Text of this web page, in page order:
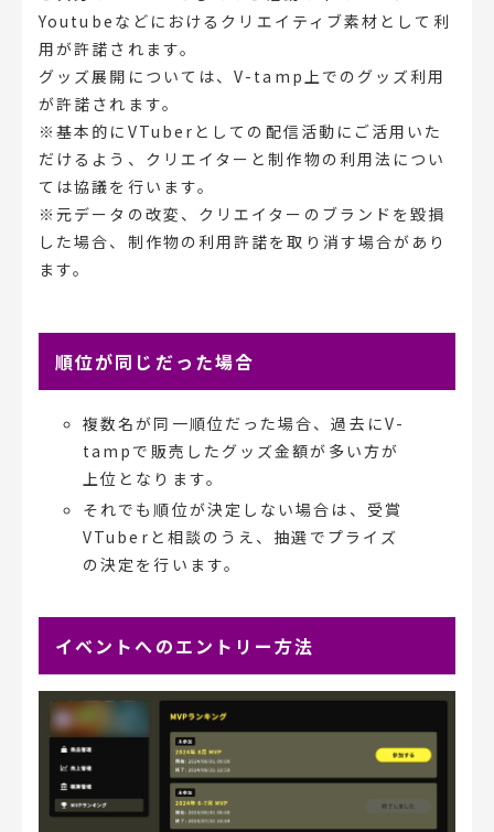
Youtubeなどにおけるクリエイティブ素材として利
用が許諾されます。
グッズ展開については、V-tamp上でのグッズ利用
が許諾されます。
※基本的にVTuberとしての配信活動にご活用いた
だけるよう、クリエイターと制作物の利用法につい
ては協議を行います。
※元データの改変、クリエイターのブランドを毀損
した場合、制作物の利用許諾を取り消す場合があり
ます。
順位が同じだった場合
複数名が同一順位だった場合、過去にV-
tampで販売したグッズ金額が多い方が
上位となります。
それでも順位が決定しない場合は、受賞
VTuberと相談のうえ、抽選でプライズ
の決定を行います。
イベントへのエントリー方法